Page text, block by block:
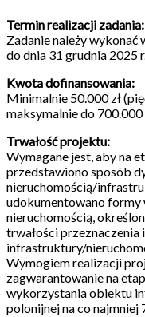
Termin realizacji zadania:
Zadanie należy wykonać
do dnia 31 grudnia 2025
Kwota dofinansowania:
Minimalnie 50.000 zł
maksymalnie do
Trwałość projektu:
Wymagane jest, aby na
przedstawiono sposób
nieruchomością/
udokumentowano formy
nieruchomością,
trwałości
infrastruktury/
Wymogiem realizacji
zagwarantowanie na
wykorzystania obiektu
polonijnej na co